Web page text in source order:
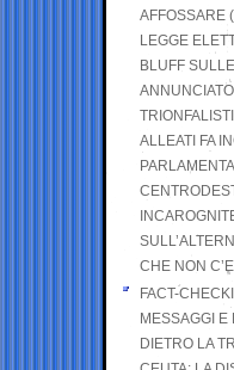
AFFOSSARE
LEGGE
BLUFF
ALLEATI FA
CHE NON
FACT-
MESSAGGI E
DIETRO LA